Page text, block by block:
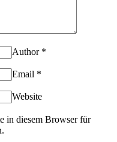
Author *
Email *
Website
in diesem Browser für